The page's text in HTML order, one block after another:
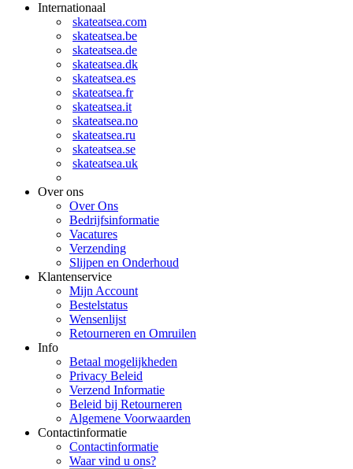
Internationaal
skateatsea.com
skateatsea.be
skateatsea.de
skateatsea.dk
skateatsea.es
skateatsea.fr
skateatsea.it
skateatsea.no
skateatsea.ru
skateatsea.se
skateatsea.uk
Over ons
Over Ons
Bedrijfsinformatie
Vacatures
Verzending
Slijpen en Onderhoud
Klantenservice
Mijn Account
Bestelstatus
Wensenlijst
Retourneren en Omruilen
Info
Betaal mogelijkheden
Privacy Beleid
Verzend Informatie
Beleid bij Retourneren
Algemene Voorwaarden
Contactinformatie
Contactinformatie
Waar vind u ons?